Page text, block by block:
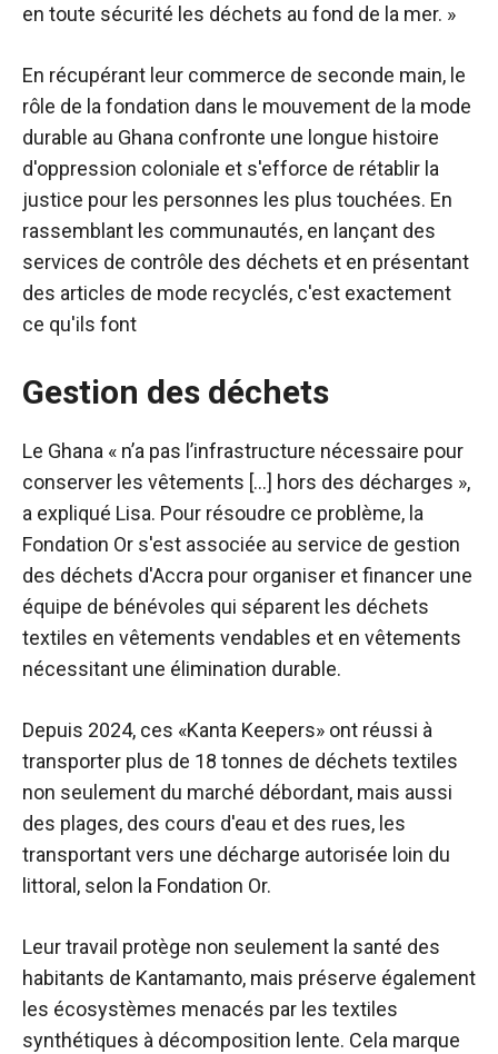
en toute sécurité les déchets au fond de la mer. »
En récupérant leur commerce de seconde main, le
rôle de la fondation dans le mouvement de la mode
durable au Ghana confronte une longue histoire
d'oppression coloniale et s'efforce de rétablir la
justice pour les personnes les plus touchées. En
rassemblant les communautés, en lançant des
services de contrôle des déchets et en présentant
des articles de mode recyclés, c'est exactement
ce qu'ils font
Gestion des déchets
Le Ghana « n’a pas l’infrastructure nécessaire pour
conserver les vêtements […] hors des décharges »,
a expliqué Lisa. Pour résoudre ce problème, la
Fondation Or s'est associée au service de gestion
des déchets d'Accra pour organiser et financer une
équipe de bénévoles qui séparent les déchets
textiles en vêtements vendables et en vêtements
nécessitant une élimination durable.
Depuis 2024, ces «Kanta Keepers» ont réussi à
transporter plus de 18 tonnes de déchets textiles
non seulement du marché débordant, mais aussi
des plages, des cours d'eau et des rues, les
transportant vers une décharge autorisée loin du
littoral, selon la Fondation Or.
Leur travail protège non seulement la santé des
habitants de Kantamanto, mais préserve également
les écosystèmes menacés par les textiles
synthétiques à décomposition lente. Cela marque